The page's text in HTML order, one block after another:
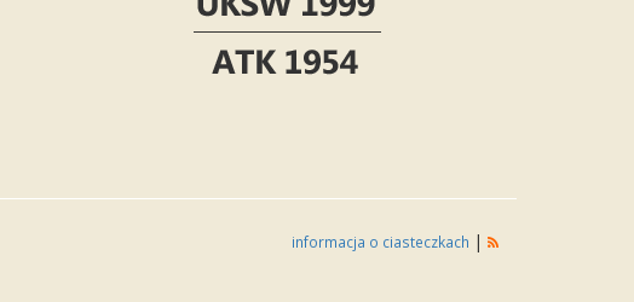
informacja o ciasteczkach |